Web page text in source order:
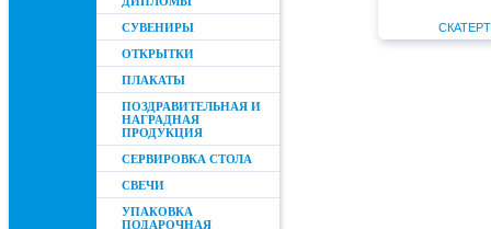
СУВЕНИРЫ
ОТКРЫТКИ
ПЛАКАТЫ
ПОЗДРАВИТЕЛЬНАЯ И
НАГРАДНАЯ
ПРОДУКЦИЯ
СЕРВИРОВКА СТОЛА
СВЕЧИ
УПАКОВКА
ПОДАРОЧНАЯ